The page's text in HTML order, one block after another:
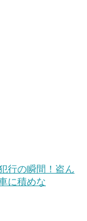
行の瞬間！盗ん
に積めな